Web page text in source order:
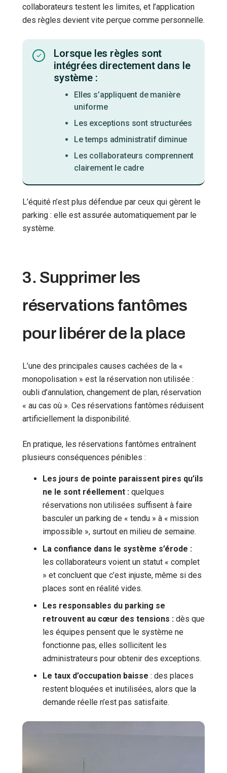
collaborateurs testent les limites, et l’application
des règles devient vite perçue comme personnelle.
Lorsque les règles sont
intégrées directement dans le
système :
Elles s’appliquent de manière
uniforme
Les exceptions sont structurées
Le temps administratif diminue
Les collaborateurs comprennent
clairement le cadre
L’équité n’est plus défendue par ceux qui gèrent le
parking : elle est assurée automatiquement par le
système.
3. Supprimer les
réservations fantômes
pour libérer de la place
L’une des principales causes cachées de la «
monopolisation » est la réservation non utilisée :
oubli d’annulation, changement de plan, réservation
« au cas où ». Ces réservations fantômes réduisent
artificiellement la disponibilité.
En pratique, les réservations fantômes entraînent
plusieurs conséquences pénibles :
Les jours de pointe paraissent pires qu’ils
ne le sont réellement : quelques
réservations non utilisées suffisent à faire
basculer un parking de « tendu » à « mission
impossible », surtout en milieu de semaine.
La confiance dans le système s’érode :
les collaborateurs voient un statut « complet
» et concluent que c’est injuste, même si des
places sont en réalité vides.
Les responsables du parking se
retrouvent au cœur des tensions : dès que
les équipes pensent que le système ne
fonctionne pas, elles sollicitent les
administrateurs pour obtenir des exceptions.
Le taux d’occupation baisse : des places
restent bloquées et inutilisées, alors que la
demande réelle n’est pas satisfaite.